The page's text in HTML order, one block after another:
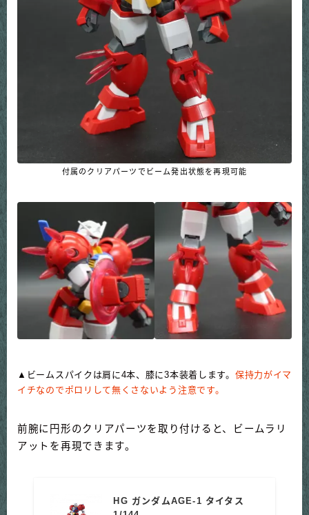
付属のクリアパーツでビーム発出状態を再現可能
▲ビームスパイクは肩に4本、膝に3本装着します。 保持力がイマ
イチなのでポロリして無くさないよう注意です。
前腕に円形のクリアパーツを取り付けると、ビームラリ
アットを再現できます。
HG ガンダムAGE-1 タイタス